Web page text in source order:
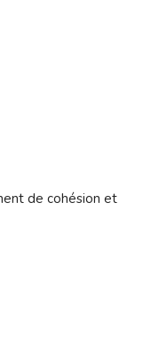
de cohésion et